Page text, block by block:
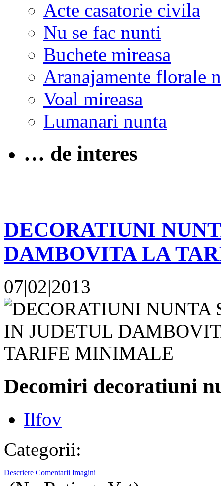
Acte casatorie civila
Nu se fac nunti
Buchete mireasa
Aranajamente florale
Voal mireasa
Lumanari nunta
… de interes
DECORATIUNI
DAMBOVITA LA
07|02|2013
Decomiri decoratiuni
Ilfov
Categorii:
Descriere Comentarii Imagini